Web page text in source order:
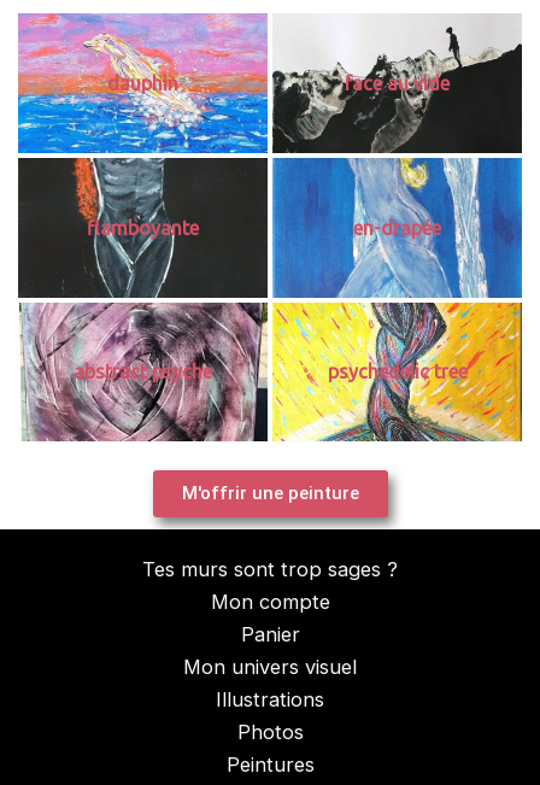
dauphin face au vide
flamboyante en-drapée
abstract psyche psychedelic tree
M'offrir une peinture
Tes murs sont trop sages ?
Mon compte
Panier
Mon univers visuel
Illustrations
Photos
Peintures